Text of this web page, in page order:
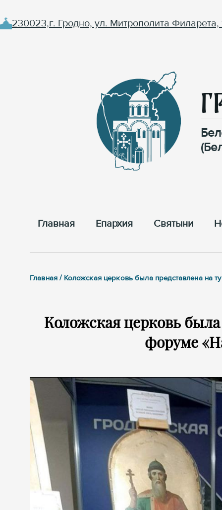
230023,г. Гродно, ул. Митрополита Филарета,
Главная Епархия Cвятыни
Главная / Коложская церковь была представлена на
Коложская церковь
форуме